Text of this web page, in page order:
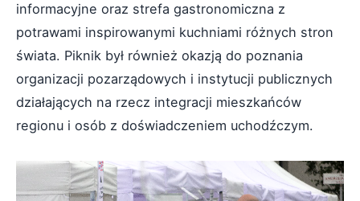
informacyjne oraz strefa gastronomiczna z
potrawami inspirowanymi kuchniami różnych stron
świata. Piknik był również okazją do poznania
organizacji pozarządowych i instytucji publicznych
działających na rzecz integracji mieszkańców
regionu i osób z doświadczeniem uchodźczym.